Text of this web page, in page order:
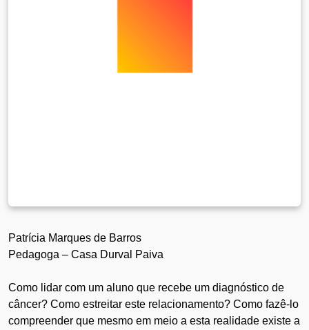
Patrícia Marques de Barros
Pedagoga – Casa Durval Paiva
Como lidar com um aluno que recebe um diagnóstico de
câncer? Como estreitar este relacionamento? Como fazê-lo
compreender que mesmo em meio a esta realidade existe a